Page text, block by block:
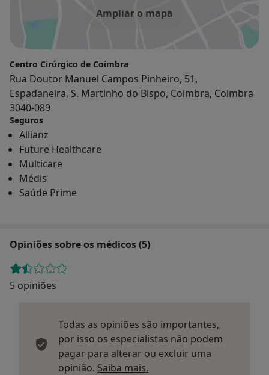
Ampliar o mapa
Centro Cirúrgico de Coimbra
Rua Doutor Manuel Campos Pinheiro, 51,
Espadaneira, S. Martinho do Bispo, Coimbra, Coimbra
3040-089
Seguros
Allianz
Future Healthcare
Multicare
Médis
Saúde Prime
Opiniões sobre os médicos (5)
5 opiniões
Todas as opiniões são importantes,
por isso os especialistas não podem
pagar para alterar ou excluir uma
opinião. Saiba mais.